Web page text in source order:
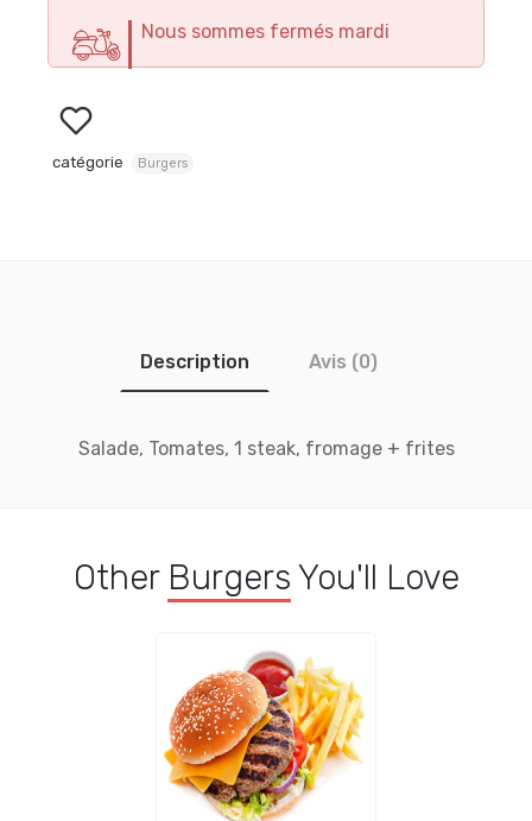
Nous sommes fermés mardi
catégorie Burgers
Description Avis (0)
Salade, Tomates, 1 steak, fromage + frites
Other Burgers You'll Love